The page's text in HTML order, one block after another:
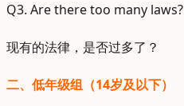
Q3. Are there too many laws?
现有的法律，是否过多了？
二、低年级组（14岁及以下）